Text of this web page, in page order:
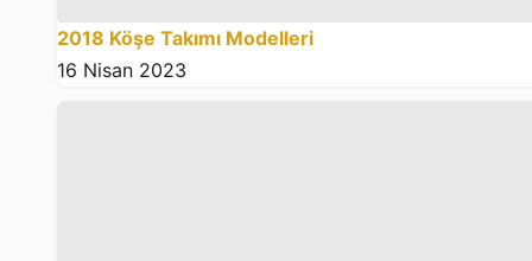
2018 Köşe Takımı Modelleri
16 Nisan 2023